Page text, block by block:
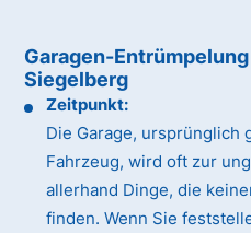
Garagen-
Siegelberg
Zeitpunkt:
Die Garage, ursprünglich
Fahrzeug, wird oft zur
allerhand Dinge, die
finden. Wenn Sie